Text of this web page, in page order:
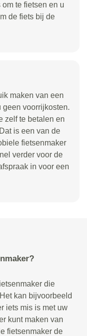
te fietsen en u
de fiets bij de
maken van een
geen voorrijkosten.
zelf te betalen en
is een van de
fietsenmaker
verder voor de
in voor een
die
kan bijvoorbeeld
iets mis is met uw
kunt maken van
fietsenmaker de